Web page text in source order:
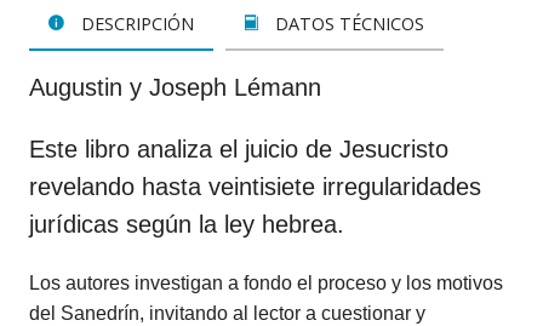
DESCRIPCIÓN DATOS TÉCNICOS
Augustin y Joseph Lémann
Este libro analiza el juicio de Jesucristo
revelando hasta veintisiete irregularidades
jurídicas según la ley hebrea.
Los autores investigan a fondo el proceso y los motivos
del Sanedrín, invitando al lector a cuestionar y